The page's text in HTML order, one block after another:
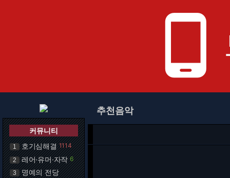
phone_android
커뮤니티
1 호기심해결 1114
2 레어·유머·자작 6
3 명예의 전당
추천음악